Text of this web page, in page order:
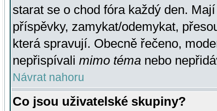
starat se o chod fóra každý den.
příspěvky, zamykat/odemykat,
která spravují. Obecně řečeno,
nepřispívali mimo téma nebo
Návrat nahoru
Co jsou uživatelské skupiny?